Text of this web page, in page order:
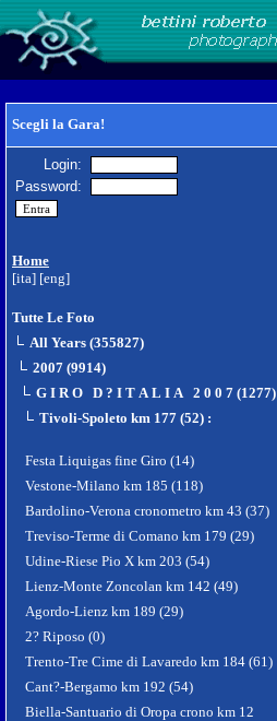
Scegli la Gara!
Login:
Password:
Home
[ita] [eng]
Tutte Le Foto
All Years (355827)
2007 (9914)
G I R O D ? I T A L I A 2 0 0 7 (1277)
Tivoli-Spoleto km 177 (52) :
Festa Liquigas fine Giro (14)
Vestone-Milano km 185 (118)
Bardolino-Verona cronometro km 43 (37)
Treviso-Terme di Comano km 179 (29)
Udine-Riese Pio X km 203 (54)
Lienz-Monte Zoncolan km 142 (49)
Agordo-Lienz km 189 (29)
2? Riposo (0)
Trento-Tre Cime di Lavaredo km 184 (61)
Cant?-Bergamo km 192 (54)
Biella-Santuario di Oropa crono km 12